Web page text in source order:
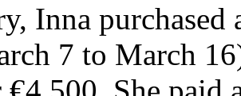
Inna
7 to March